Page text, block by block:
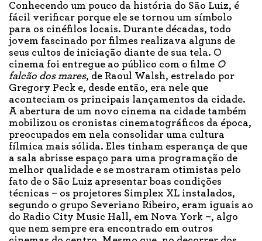
Conhecendo um pouco da história do São Luiz, é
fácil verificar porque ele se tornou um símbolo
para os cinéfilos locais. Durante décadas, todo
jovem fascinado por filmes realizava alguns de
seus cultos de iniciação diante de sua tela. O
cinema foi entregue ao público com o filme O
falcão dos mares, de Raoul Walsh, estrelado por
Gregory Peck e, desde então, era nele que
aconteciam os principais lançamentos da cidade.
A abertura de um novo cinema na cidade também
mobilizou os cronistas cinematográficos da época,
preocupados em nela consolidar uma cultura
fílmica mais sólida. Eles tinham esperança de que
a sala abrisse espaço para uma programação de
melhor qualidade e se mostraram otimistas pelo
fato de o São Luiz apresentar boas condições
técnicas – os projetores Simplex XL instalados,
segundo o grupo Severiano Ribeiro, eram iguais ao
do Radio City Music Hall, em Nova York –, algo
que nem sempre era encontrado em outros